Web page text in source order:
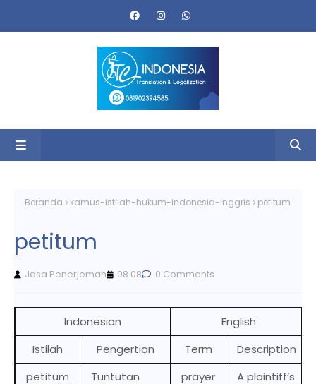
Beranda kamus-istilah-hukum-indonesia-inggris petitum
petitum
Jasa Penerjemah 08.08 0 Comments
Indonesian
English
Istilah
Pengertian Term
Description
petitum
Tuntutan
prayer
A plaintiff’s